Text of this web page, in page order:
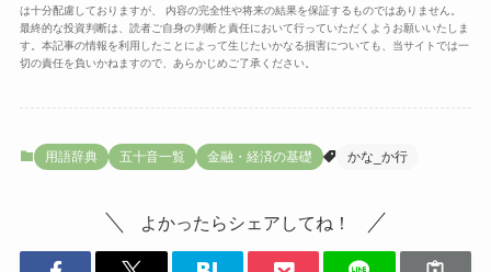
は十分配慮しておりますが、 内容の完全性や将来の結果を保証するものではありません。
最終的な投資判断は、読者ご自身の判断と責任において行っていただくようお願いいたしま
す。本記事の情報を利用したことによって生じたいかなる損害についても、当サイトでは一
切の責任を負いかねますので、あらかじめご了承ください。
用語辞典 五十音一覧 金融・経済の基礎 かな_か行
よかったらシェアしてね！